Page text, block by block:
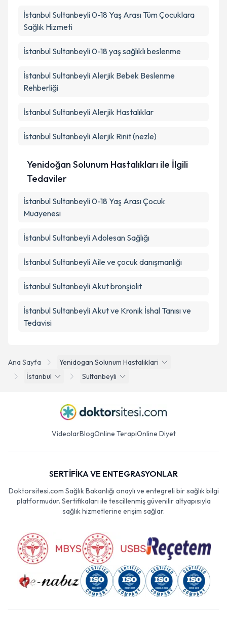
Ana Sayfa
Yenidogan Solunum Hastaliklari
İstanbul
Sultanbeyli
İstanbul Sultanbeyli 0-18 Yaş Arası Tüm Çocuklara
Sağlık Hizmeti
İstanbul Sultanbeyli 0-18 yaş sağlıklı beslenme
İstanbul Sultanbeyli Alerjik Bebek Beslenme
Rehberliği
İstanbul Sultanbeyli Alerjik Hastalıklar
İstanbul Sultanbeyli Alerjik Rinit (nezle)
Yenidoğan Solunum Hastalıkları ile İlgili
Tedaviler
İstanbul Sultanbeyli 0-18 Yaş Arası Çocuk
Muayenesi
İstanbul Sultanbeyli Adolesan Sağlığı
İstanbul Sultanbeyli Aile ve çocuk danışmanlığı
İstanbul Sultanbeyli Akut bronşiolit
İstanbul Sultanbeyli Akut ve Kronik İshal Tanısı ve
Tedavisi
VideolarBlogOnline TerapiOnline Diyet
SERTİFİKA VE ENTEGRASYONLAR
Doktorsitesi.com Sağlık Bakanlığı onaylı ve entegreli bir sağlık bilgi
platformudur. Sertifikaları ile tescillenmiş güvenilir altyapısıyla
sağlık hizmetlerine erişim sağlar.